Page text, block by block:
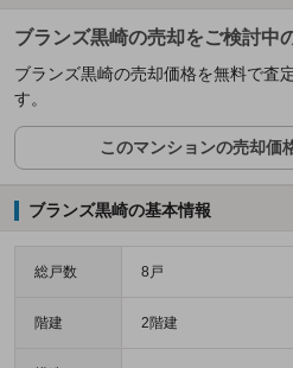
ブランズ黒崎の売却をご検討中
ブランズ黒崎の売却価格を無料で査
す。
このマンションの売却価
ブランズ黒崎の基本情報
総戸数 8戸
階建 2階建